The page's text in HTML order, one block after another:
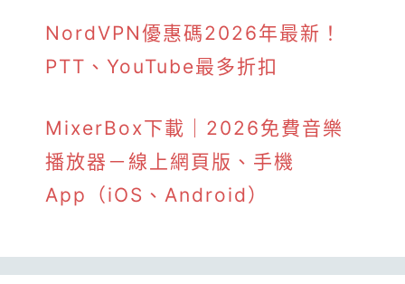
NordVPN優惠碼2026年最新！
PTT、YouTube最多折扣
MixerBox下載｜2026免費音樂
播放器－線上網頁版、手機
App（iOS、Android）